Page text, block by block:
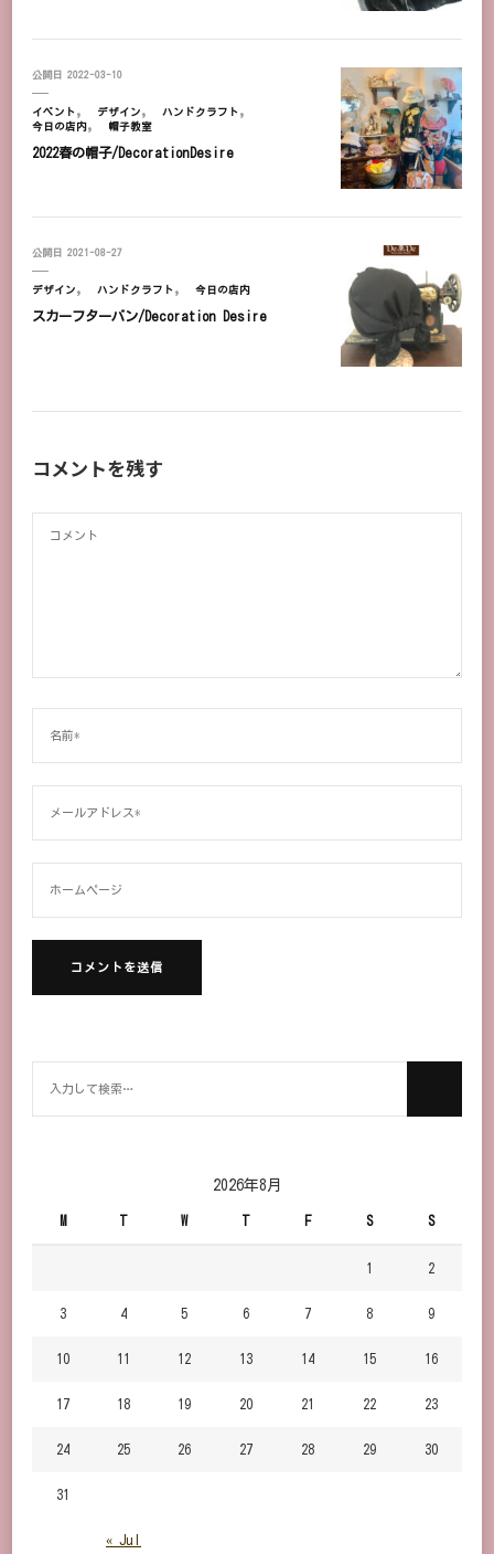
公開日 2022-03-10
イベント デザイン
ハンドクラフト
今日の店内
帽子教室
2022春の帽子/DecorationDesire
公開日 2021-08-27
デザイン ハンドクラフト 今日の店内
スカーフターバン/Decoration Desire
コメントを残す
2026年8月
M T W T F S S
« Jul
1 2
3 4 5 6 7 8 9
10 11 12 13 14 15 16
17 18 19 20 21 22 23
24 25 26 27 28 29 30
31